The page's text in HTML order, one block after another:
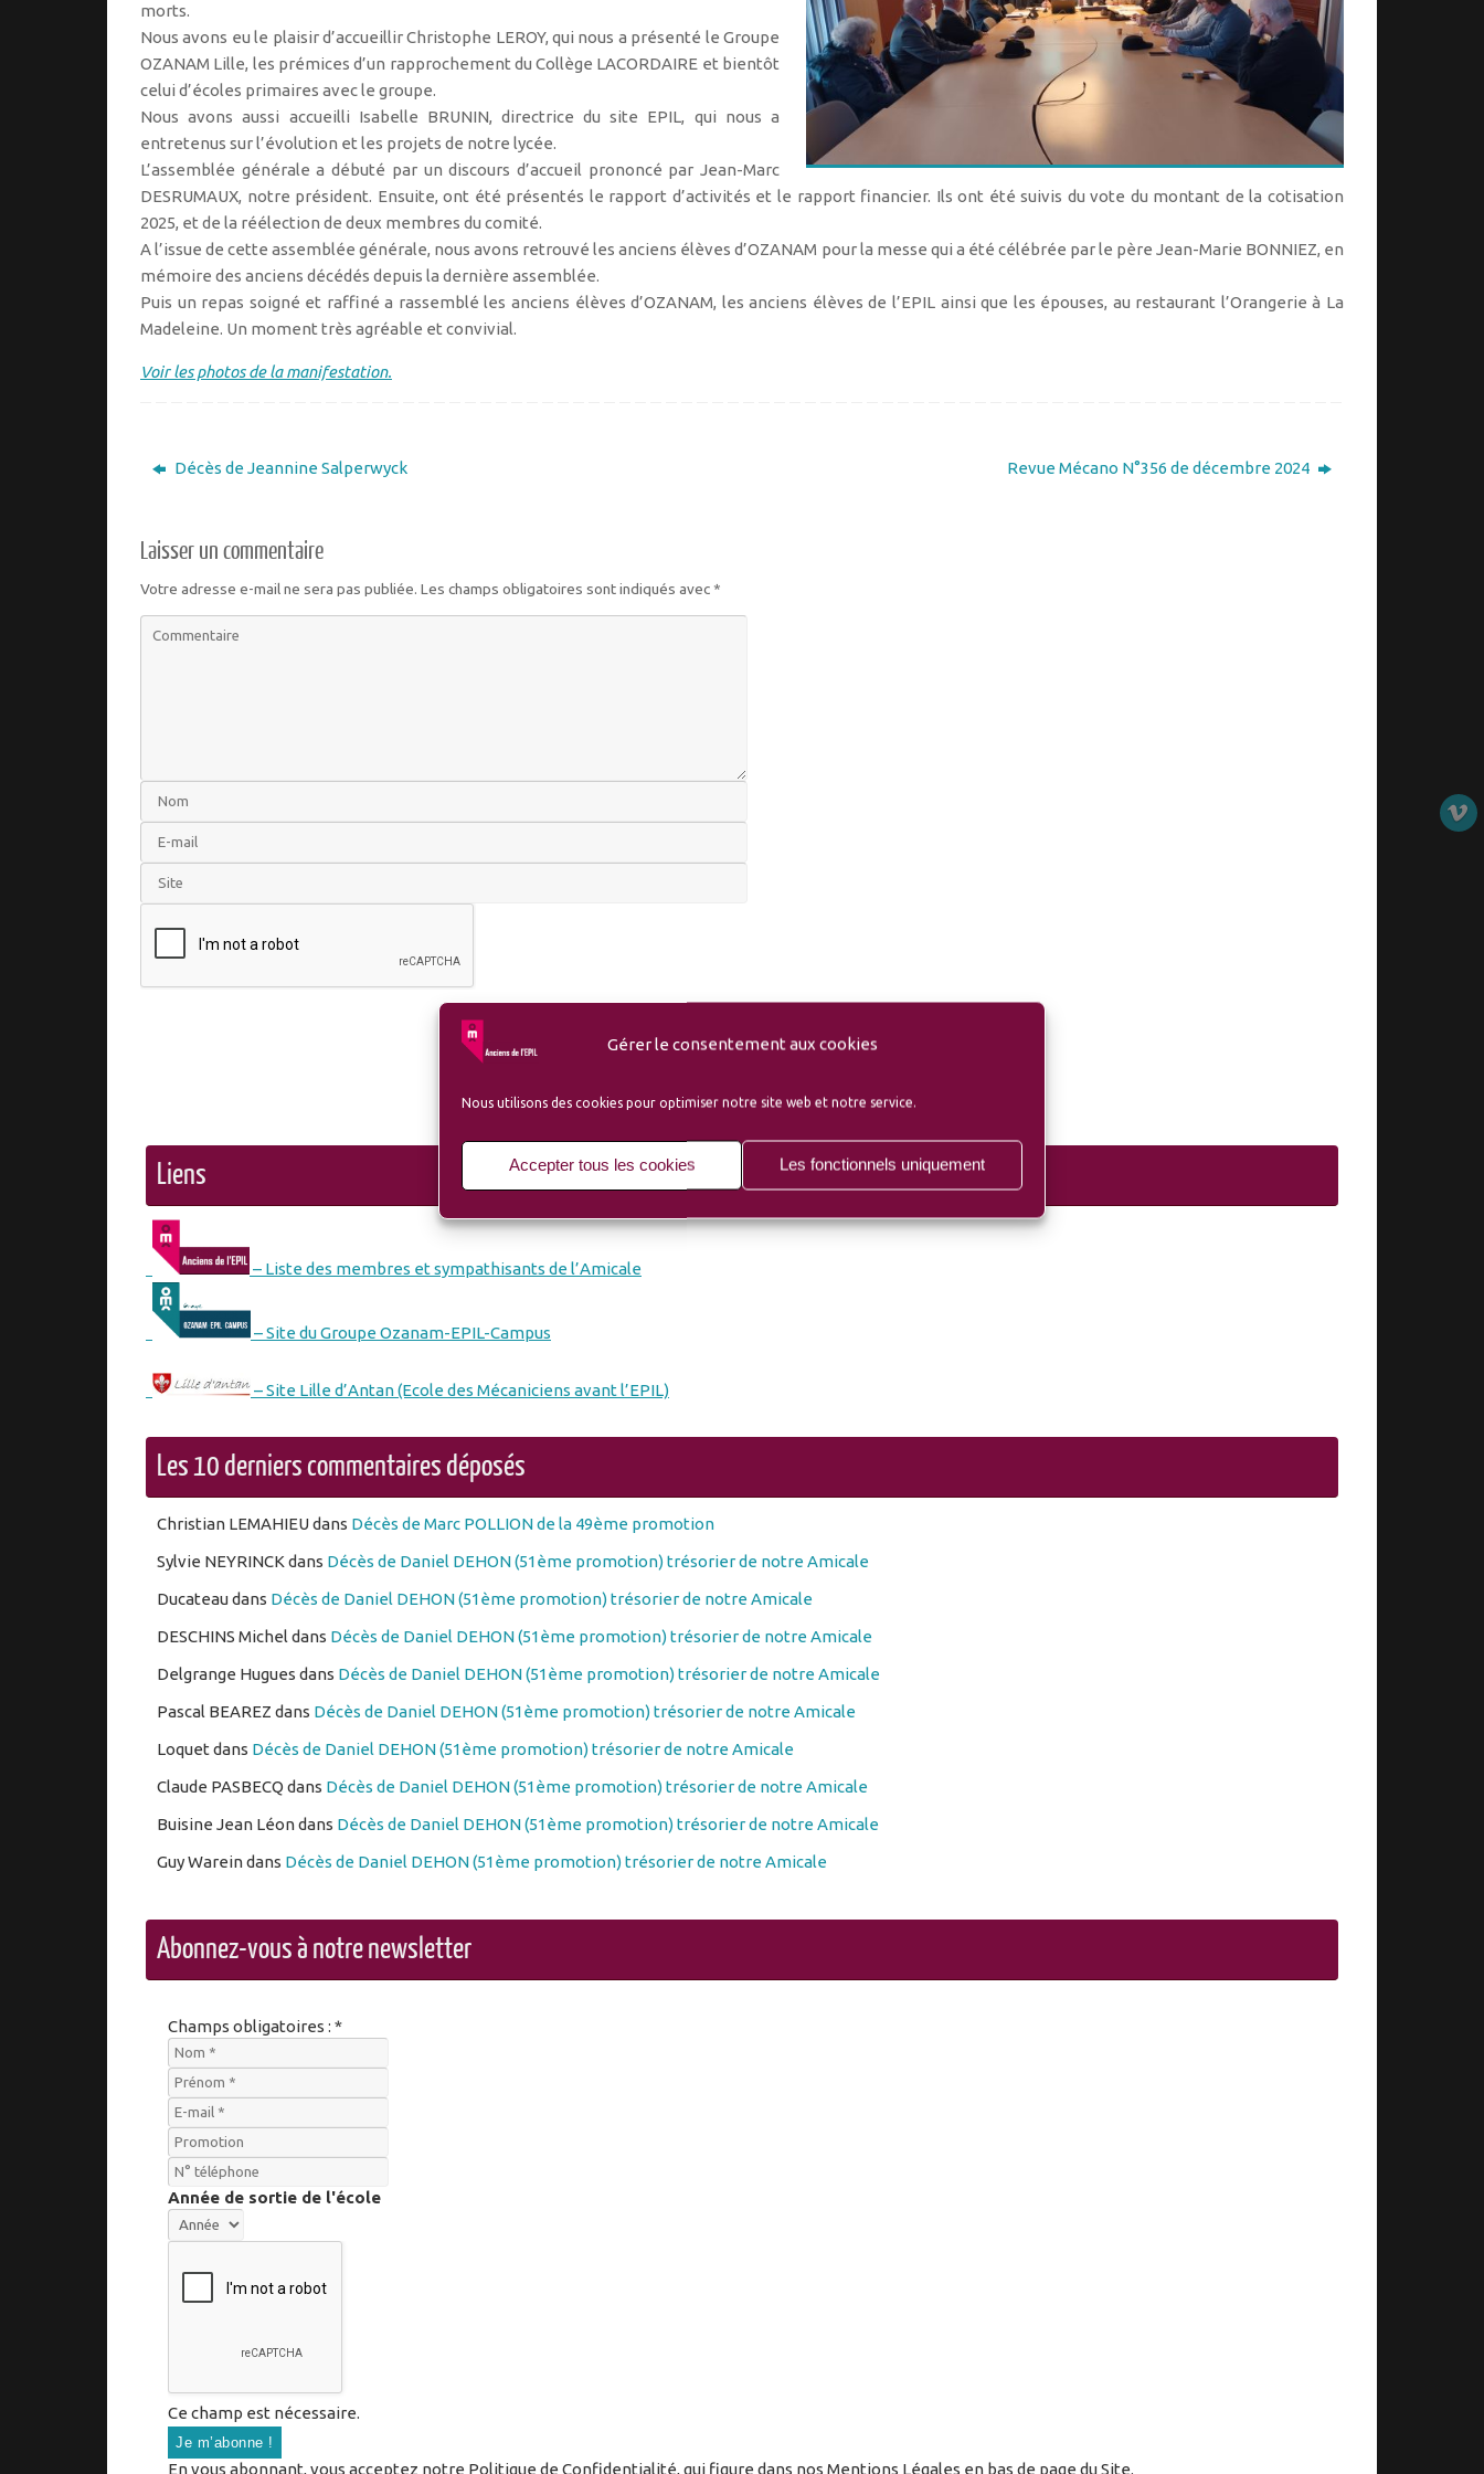
Gérer le consentement aux cookies
Nous utilisons des cookies pour optimiser notre site web et notre service.
Accepter tous les cookies Les fonctionnels uniquement
morts.
Nous avons eu le plaisir d’accueillir Christophe LEROY, qui nous a présenté le Groupe
OZANAM Lille, les prémices d’un rapprochement du Collège LACORDAIRE et bientôt
celui d’écoles primaires avec le groupe.
Nous avons aussi accueilli Isabelle BRUNIN, directrice du site EPIL, qui nous a
entretenus sur l’évolution et les projets de notre lycée.
L’assemblée générale a débuté par un discours d’accueil prononcé par Jean-Marc
DESRUMAUX, notre président. Ensuite, ont été présentés le rapport d’activités et le rapport financier. Ils ont été suivis du vote du montant de la cotisation
2025, et de la réélection de deux membres du comité.
A l’issue de cette assemblée générale, nous avons retrouvé les anciens élèves d’OZANAM pour la messe qui a été célébrée par le père Jean-Marie BONNIEZ, en
mémoire des anciens décédés depuis la dernière assemblée.
Puis un repas soigné et raffiné a rassemblé les anciens élèves d’OZANAM, les anciens élèves de l’EPIL ainsi que les épouses, au restaurant l’Orangerie à La
Madeleine. Un moment très agréable et convivial.
Voir les photos de la manifestation.
Décès de Jeannine Salperwyck Revue Mécano N°356 de décembre 2024
Laisser un commentaire
Votre adresse e-mail ne sera pas publiée. Les champs obligatoires sont indiqués avec *
Liens
– Liste des membres et sympathisants de l’Amicale
– Site du Groupe Ozanam-EPIL-Campus
– Site Lille d’Antan (Ecole des Mécaniciens avant l’EPIL)
Les 10 derniers commentaires déposés
Christian LEMAHIEUdans Décès de Marc POLLION de la 49ème promotion
Sylvie NEYRINCK dans Décès de Daniel DEHON (51ème promotion) trésorier de notre Amicale
Ducateaudans Décès de Daniel DEHON (51ème promotion) trésorier de notre Amicale
DESCHINS Michel dans Décès de Daniel DEHON (51ème promotion) trésorier de notre Amicale
Delgrange Hugues dans Décès de Daniel DEHON (51ème promotion) trésorier de notre Amicale
Pascal BEAREZ dans Décès de Daniel DEHON (51ème promotion) trésorier de notre Amicale
Loquet dans Décès de Daniel DEHON (51ème promotion) trésorier de notre Amicale
Claude PASBECQ dans Décès de Daniel DEHON (51ème promotion) trésorier de notre Amicale
Buisine Jean Léondans Décès de Daniel DEHON (51ème promotion) trésorier de notre Amicale
Guy Wareindans Décès de Daniel DEHON (51ème promotion) trésorier de notre Amicale
Abonnez-vous à notre newsletter
Champs obligatoires : *
Année de sortie de l'école
Ce champ est nécessaire.
En vous abonnant, vous acceptez notre Politique de Confidentialité, qui figure dans nos Mentions Légales en bas de page du Site.